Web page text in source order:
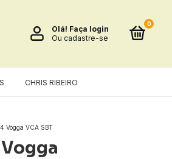
Olá! Faça login
Ou cadastre-se
0
CHRIS RIBEIRO
Vogga VCA SBT